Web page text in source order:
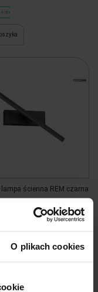
O plikach cookies
dni
lampa ścienna REM czarna
4 dni Na wyczerpaniu